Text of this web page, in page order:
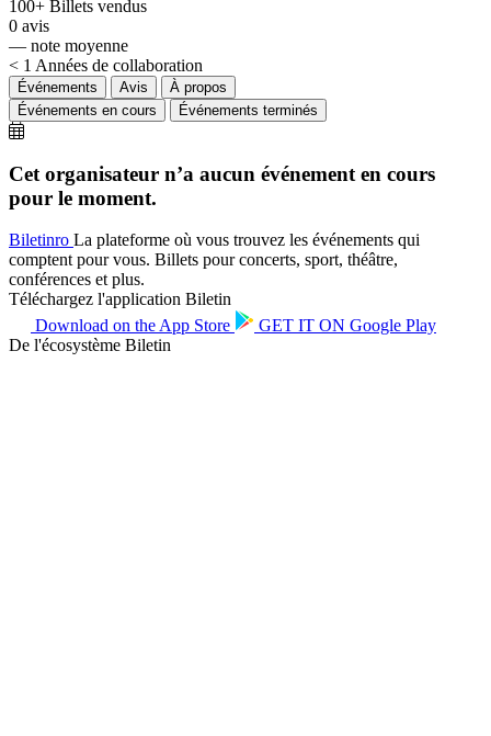
100+ Billets vendus
0 avis
— note moyenne
< 1 Années de collaboration
Événements Avis
À propos
Événements en cours
Événements terminés
Cet organisateur n’a aucun événement en cours
pour le moment.
Biletinro La plateforme où vous trouvez les événements qui
comptent pour vous. Billets pour concerts, sport, théâtre,
conférences et plus.
Téléchargez l'application Biletin
Download on the App Store GET IT ON Google Play
De l'écosystème Biletin